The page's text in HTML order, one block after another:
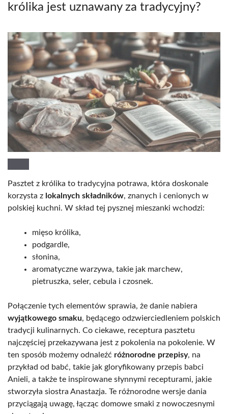
królika jest uznawany za tradycyjny?
Pasztet z królika to tradycyjna potrawa, która doskonale
korzysta z lokalnych składników, znanych i cenionych w
polskiej kuchni. W skład tej pysznej mieszanki wchodzi:
mięso królika,
podgardle,
słonina,
aromatyczne warzywa, takie jak marchew,
pietruszka, seler, cebula i czosnek.
Połączenie tych elementów sprawia, że danie nabiera
wyjątkowego smaku, będącego odzwierciedleniem polskich
tradycji kulinarnych. Co ciekawe, receptura pasztetu
najczęściej przekazywana jest z pokolenia na pokolenie. W
ten sposób możemy odnaleźć różnorodne przepisy, na
przykład od babć, takie jak gloryfikowany przepis babci
Anieli, a także te inspirowane słynnymi recepturami, jakie
stworzyła siostra Anastazja. Te różnorodne wersje dania
przyciągają uwagę, łącząc domowe smaki z nowoczesnymi